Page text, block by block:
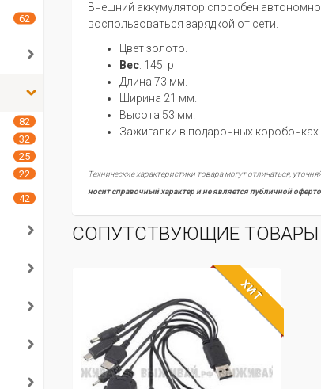
Внешний аккумулятор способен
воспользоваться зарядкой от сети.
Цвет золото.
Вес: 145гр
Длина 73 мм.
Ширина 21 мм.
Высота 53 мм.
Зажигалки в подарочных коробочках
Технические характеристики товара могут отличаться,
носит справочный характер и не является публичной
СОПУТСТВУЮЩИЕ ТОВАРЫ
ХИТ
62
82
32
25
22
42